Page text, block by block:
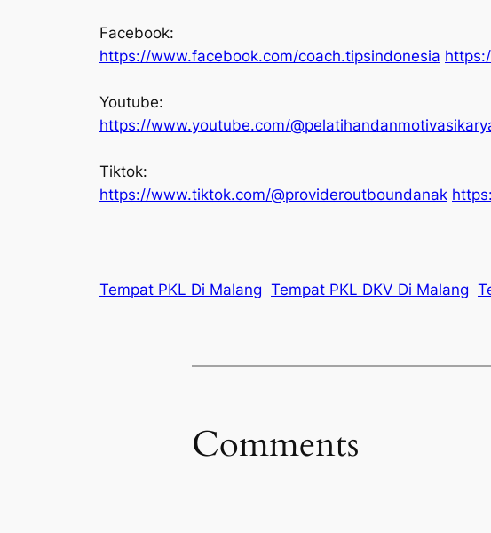
Facebook:
https://www.facebook.com/coach.tipsindonesia
Youtube:
https://www.youtube.com/
Tiktok:
https://www.tiktok.com/@provideroutboundanak
Tempat PKL Di Malang Tempat PKL DKV Di Malang
Comments